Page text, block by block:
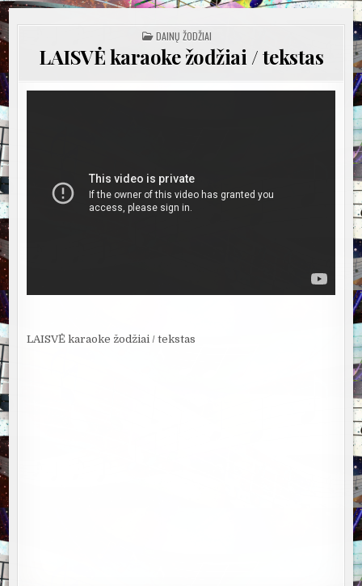
POSTED
IN
DAINŲ ŽODŽIAI
LAISVĖ karaoke žodžiai / tekstas
LAISVĖ karaoke žodžiai / tekstas